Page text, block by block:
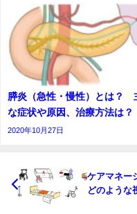
膵炎（急性・慢性）とは？
な症状や原因、治療方法は？
2020年10月27日
ケアマネー
どのような